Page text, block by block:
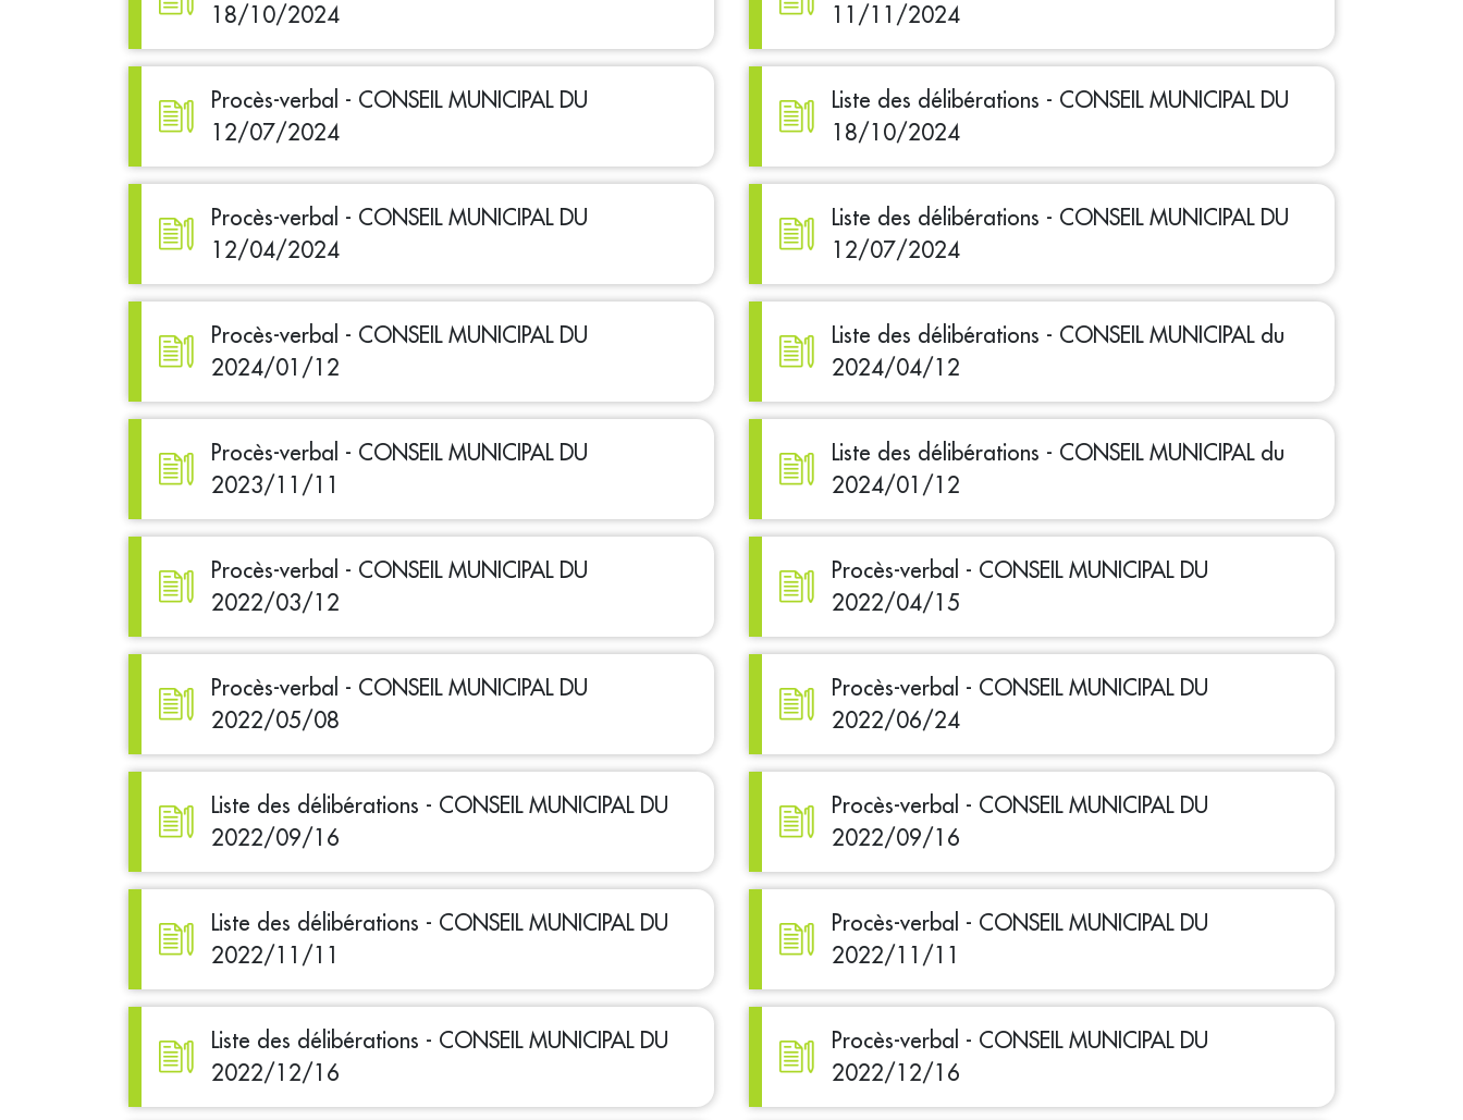
18/10/2024
11/11/2024
Procès-verbal - CONSEIL MUNICIPAL DU
12/07/2024
Liste des délibérations - CONSEIL MUNICIPAL DU
18/10/2024
Procès-verbal - CONSEIL MUNICIPAL DU
12/04/2024
Liste des délibérations - CONSEIL MUNICIPAL DU
12/07/2024
Procès-verbal - CONSEIL MUNICIPAL DU
2024/01/12
Liste des délibérations - CONSEIL MUNICIPAL du
2024/04/12
Procès-verbal - CONSEIL MUNICIPAL DU
2023/11/11
Liste des délibérations - CONSEIL MUNICIPAL du
2024/01/12
Procès-verbal - CONSEIL MUNICIPAL DU
2022/03/12
Procès-verbal - CONSEIL MUNICIPAL DU
2022/04/15
Procès-verbal - CONSEIL MUNICIPAL DU
2022/05/08
Procès-verbal - CONSEIL MUNICIPAL DU
2022/06/24
Liste des délibérations - CONSEIL MUNICIPAL DU
2022/09/16
Procès-verbal - CONSEIL MUNICIPAL DU
2022/09/16
Liste des délibérations - CONSEIL MUNICIPAL DU
2022/11/11
Procès-verbal - CONSEIL MUNICIPAL DU
2022/11/11
Liste des délibérations - CONSEIL MUNICIPAL DU
2022/12/16
Procès-verbal - CONSEIL MUNICIPAL DU
2022/12/16